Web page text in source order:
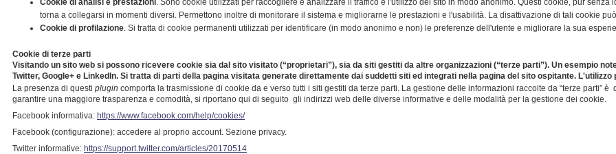
torna a collegarsi in momenti diversi. Permettono inoltre di monitorare il sistema e migliorarne le prestazioni e l'usabilità. La disattivazione di tali cookie
Cookie di profilazione . Si tratta di cookie permanenti utilizzati per identificare (in modo anonimo e non) le preferenze dell'utente e migliorare la sua
Cookie di terze parti
Visitando un sito web si possono ricevere cookie sia dal sito visitato (“proprietari”), sia da siti gestiti da altre organizzazioni (“terze parti”). Un esempio
Twitter, Google+ e LinkedIn. Si tratta di parti della pagina visitata generate direttamente dai suddetti siti ed integrati nella pagina del sito ospitante. L'utilizzo
La presenza di questi plugin comporta la trasmissione di cookie da e verso tutti i siti gestiti da terze parti. La gestione delle informazioni raccolte da “terze parti”
garantire una maggiore trasparenza e comodità, si riportano qui di seguito gli indirizzi web delle diverse informative e delle modalità per la gestione dei cookie.
Facebook informativa: https://www.facebook.com/help/cookies/
Facebook (configurazione): accedere al proprio account. Sezione privacy.
Twitter informative: https://support.twitter.com/articles/20170514